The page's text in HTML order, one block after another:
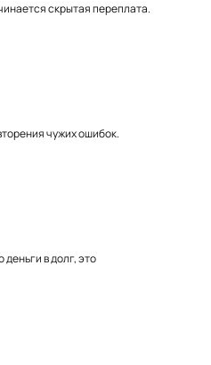
скрытая переплата.
чужих ошибок.
в долг, это